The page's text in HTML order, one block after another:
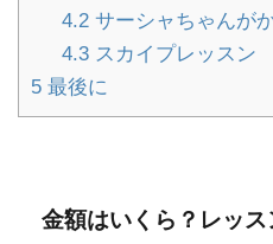
4.2サーシャちゃんが
4.3スカイプレッスン
5 最後に
金額はいくら？レッ